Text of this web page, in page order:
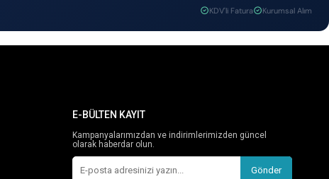
KDV'li Fatura Kurumsal Alım
E-BÜLTEN KAYIT
Kampanyalarımızdan ve indirimlerimizden güncel
olarak haberdar olun.
Gönder